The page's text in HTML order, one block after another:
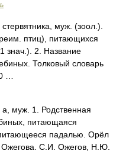
муж. (зоол.).
птиц), питающихся
знач.). 2. Название
Толковый словарь
…
муж. 1. Родственная
питающаяся
падалью. Орёл
Ожегова. С.И. Ожегов, Н.Ю.